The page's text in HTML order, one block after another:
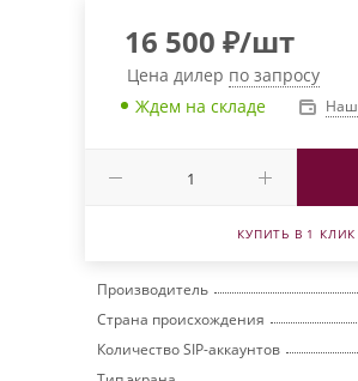
16 500 ₽/шт
Цена дилер по запросу
Ждем на складе
КУПИТЬ В 1 КЛИК
Производитель
Страна происхождения
Количество SIP-аккаунтов